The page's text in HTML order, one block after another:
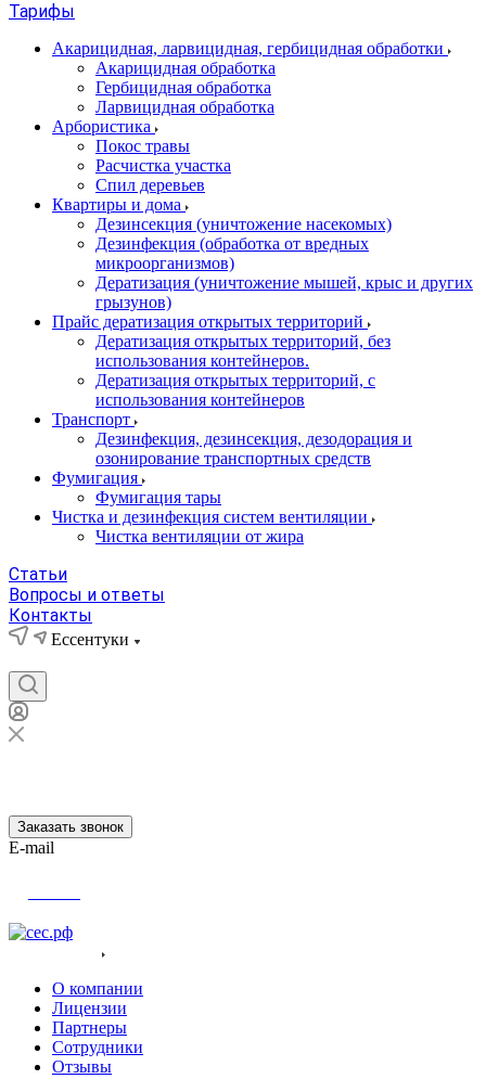
Тарифы
Акарицидная, ларвицидная, гербицидная обработки
Акарицидная обработка
Гербицидная обработка
Ларвицидная обработка
Арбористика
Покос травы
Расчистка участка
Спил деревьев
Квартиры и дома
Дезинсекция (уничтожение насекомых)
Дезинфекция (обработка от вредных
микроорганизмов)
Дератизация (уничтожение мышей, крыс и других
грызунов)
Прайс дератизация открытых территорий
Дератизация открытых территорий, без
использования контейнеров.
Дератизация открытых территорий, с
использования контейнеров
Транспорт
Дезинфекция, дезинсекция, дезодорация и
озонирование транспортных средств
Фумигация
Фумигация тары
Чистка и дезинфекция систем вентиляции
Чистка вентиляции от жира
Статьи
Вопросы и ответы
Контакты
Ессентуки
Заказать звонок
E-mail
О компании
Лицензии
Партнеры
Сотрудники
Отзывы